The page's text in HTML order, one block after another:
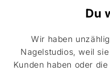
Du
Wir haben
Nagelstudios, weil
Kunden haben oder